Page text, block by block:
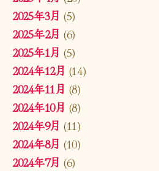
2025年3月 (5)
2025年2月 (6)
2025年1月 (5)
2024年12月 (14)
2024年11月 (8)
2024年10月 (8)
2024年9月 (11)
2024年8月 (10)
2024年7月 (6)